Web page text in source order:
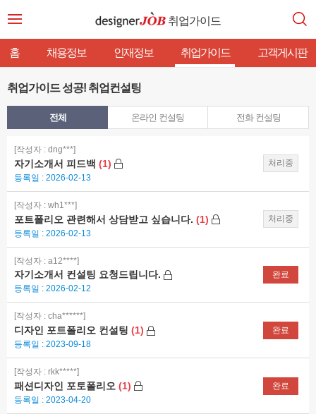
취업가이드
홈 채용정보 인재정보 취업가이드 고객게시판
취업가이드 성공! 취업컨설팅
전체 온라인 컨설팅 전화 컨설팅
[작성자 : dng***]
자기소개서 피드백 (1)
등록일 : 2026-02-13
처리중
[작성자 : wh1***]
포트폴리오 관련해서 상담받고 싶습니다. (1)
등록일 : 2026-02-13
처리중
[작성자 : a12****]
자기소개서 컨설팅 요청드립니다.
등록일 : 2026-02-12
완료
[작성자 : cha******]
디자인 포트폴리오 컨설팅 (1)
등록일 : 2023-09-18
완료
[작성자 : rkk*****]
패션디자인 포토폴리오 (1)
등록일 : 2023-04-20
완료